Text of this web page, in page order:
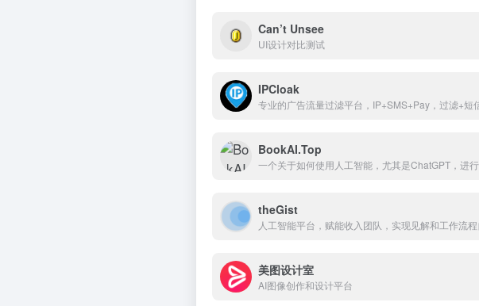
Can’t Unsee
UI设计对比测试
IPCloak
专业的广告流量过滤平台，IP+SMS+Pay，过滤+短
BookAI.Top
一个关于如何使用人工智能，尤其是ChatGPT，进
theGist
人工智能平台，赋能收入团队，实现见解和工作流程
美图设计室
AI图像创作和设计平台